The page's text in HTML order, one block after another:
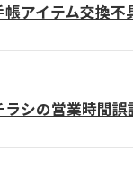
帳アイテム交換不
ラシの営業時間